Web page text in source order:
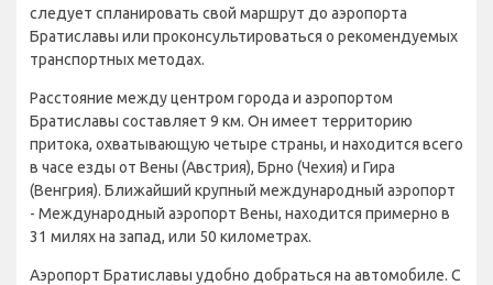
следует спланировать свой маршрут до аэропорта
Братиславы или проконсультироваться о рекомендуемых
транспортных методах.
Расстояние между центром города и аэропортом
Братиславы составляет 9 км. Он имеет территорию
притока, охватывающую четыре страны, и находится всего
в часе езды от Вены (Австрия), Брно (Чехия) и Гира
(Венгрия). Ближайший крупный международный аэропорт
- Международный аэропорт Вены, находится примерно в
31 милях на запад, или 50 километрах.
Аэропорт Братиславы удобно добраться на автомобиле. С